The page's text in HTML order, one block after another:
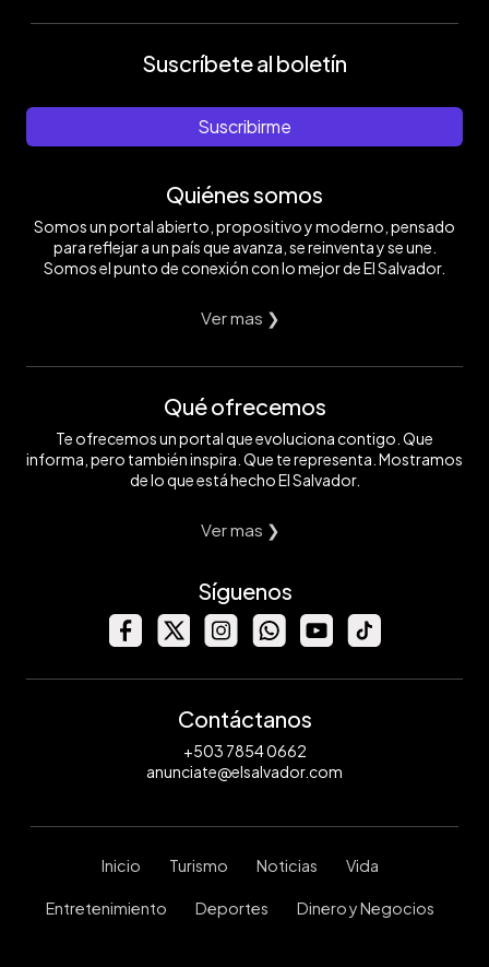
Suscríbete al boletín
Suscribirme
Quiénes somos
Somos un portal abierto, propositivo y moderno, pensado
para reflejar a un país que avanza, se reinventa y se une.
Somos el punto de conexión con lo mejor de El Salvador.
Ver mas ❯
Qué ofrecemos
Te ofrecemos un portal que evoluciona contigo. Que
informa, pero también inspira. Que te representa. Mostramos
de lo que está hecho El Salvador.
Ver mas ❯
Síguenos
Contáctanos
+503 7854 0662
anunciate@elsalvador.com
Inicio Turismo Noticias Vida
Entretenimiento Deportes Dinero y Negocios